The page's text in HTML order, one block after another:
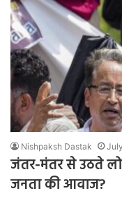
Nishpaksh Dastak
जंतर-मंतर से उठते
जनता की आवाज?